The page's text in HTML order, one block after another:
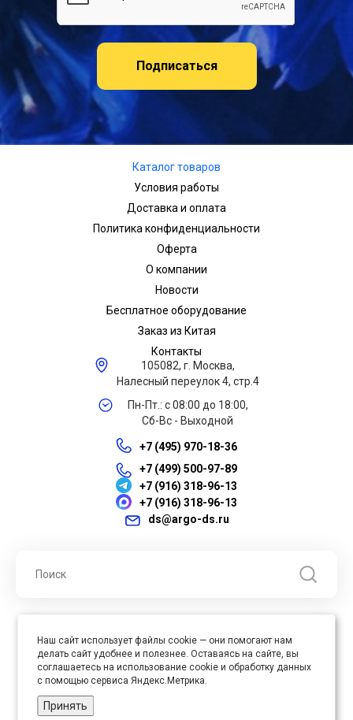
Подписаться
Каталог товаров
Условия работы
Доставка и оплата
Политика конфиденциальности
Оферта
О компании
Новости
Бесплатное оборудование
Заказ из Китая
Контакты
105082, г. Москва,
Налесный переулок 4, стр.4
Пн-Пт.: с 08:00 до 18:00,
Сб-Вс - Выходной
+7 (495) 970-18-36
+7 (499) 500-97-89
+7 (916) 318-96-13
+7 (916) 318-96-13
ds@argo-ds.ru
права защищены
Юр. адрес : 105005, г. Москва, ул. Бауманская, д.20, стр. 3
Наш сайт использует файлы cookie — они помогают нам
делать сайт удобнее и полезнее. Оставаясь на сайте, вы
соглашаетесь на использование cookie и обработку данных
с помощью сервиса Яндекс.Метрика.
Принять